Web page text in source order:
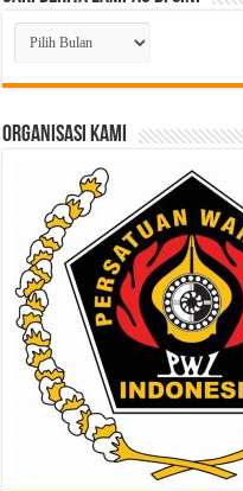
Cari
Berita
Lampau
di
ORGANISASI KAMI